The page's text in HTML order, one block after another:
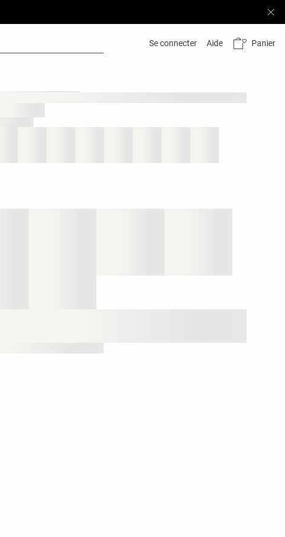
Se connecter Aide Panier